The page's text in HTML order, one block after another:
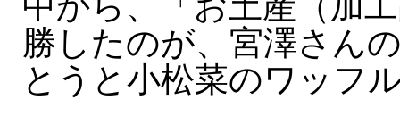
勝したのが、宮澤さん
とうと小松菜のワッフ